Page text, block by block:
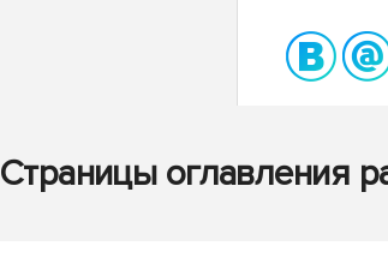
Страницы оглавления